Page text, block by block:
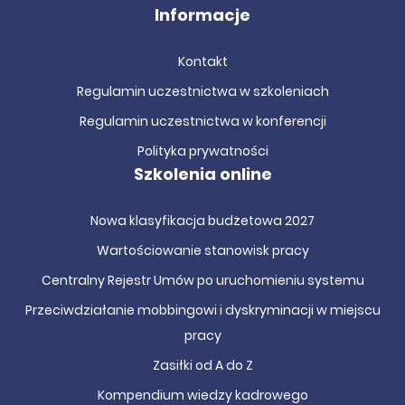
przekazywania danych oraz temu, jak sprawdzić
poprawność wprowadzonych informacji przed ich
pewnie przeprowadza cały proces wprowadzania danych,
zgodnie z aktualnymi przepisami na 2026 rok.
administracji oświatowej –
ewidencja nauczycieli i awans
zawodowy
Pracownicy odpowiedzialni za ewidencję nauczycieli
z danymi szczególnie wrażliwymi na błędy
Nauczyciel oraz odzwierciedlenie zmian wynikających z
Informacje
Kontakt
Regulamin uczestnictwa w szkoleniach
Regulamin uczestnictwa w konferencji
Polityka prywatności
Szkolenia online
Nowa klasyfikacja budżetowa 2027
Wartościowanie stanowisk pracy
Centralny Rejestr Umów po uruchomieniu systemu
Przeciwdziałanie mobbingowi i dyskryminacji w miejscu
pracy
Zasiłki od A do Z
Kompendium wiedzy kadrowego